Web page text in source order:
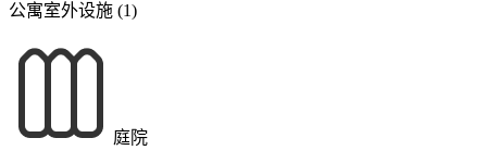
公寓室外设施 (1)
庭院